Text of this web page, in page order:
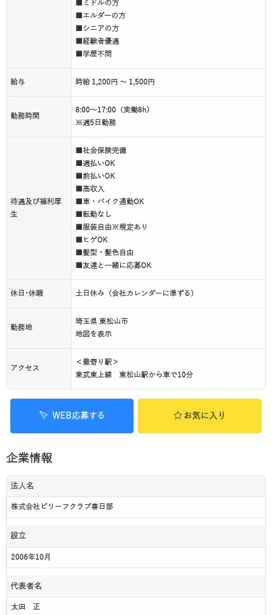
■ミドルの方
■エルダーの方
■シニアの方
■経験者優遇
■学歴不問
給与 時給 1,200円 ～ 1,500円
勤務時間
8:00～17:00（実働8h）
※週5日勤務
待遇及び福利厚
生
■社会保険完備
■週払いOK
■前払いOK
■高収入
■車・バイク通勤OK
■転勤なし
■服装自由※規定あり
■ヒゲOK
■髪型・髪色自由
■友達と一緒に応募OK
休日･休暇 土日休み（会社カレンダーに準ずる）
勤務地
埼玉県 東松山市
地図を表示
アクセス
＜最寄り駅＞
東武東上線 東松山駅から車で10分
WEB応募する お気に入り
企業情報
法人名
株式会社ビリーフクラブ春日部
設立
2006年10月
代表者名
太田 正